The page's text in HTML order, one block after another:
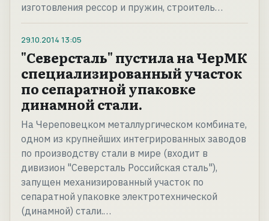
изготовления рессор и пружин, строитель…
29.10.2014 13:05
"Северсталь" пустила на ЧерМК
специализированный участок
по сепаратной упаковке
динамной стали.
На Череповецком металлургическом комбинате,
одном из крупнейших интегрированных заводов
по производству стали в мире (входит в
дивизион "Северсталь Российская сталь"),
запущен механизированный участок по
сепаратной упаковке электротехнической
(динамной) стали.…